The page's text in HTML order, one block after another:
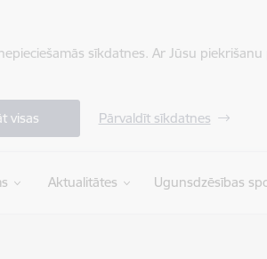
sīkdatnes. Ar Jūsu
visas Pārvaldīt sīkdatnes
Aktualitātes Ugunsdzēsības